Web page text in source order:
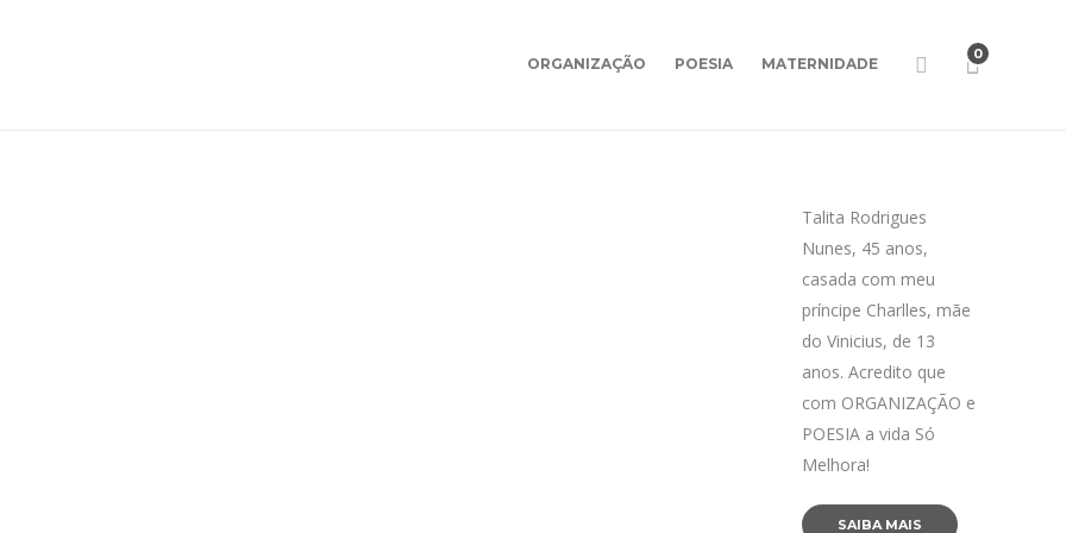
ORGANIZAÇÃO POESIA MATERNIDADE
0
Talita Rodrigues
Nunes, 45 anos,
casada com meu
príncipe Charlles, mãe
do Vinicius, de 13
anos. Acredito que
com ORGANIZAÇÃO e
POESIA a vida Só
Melhora!
SAIBA MAIS